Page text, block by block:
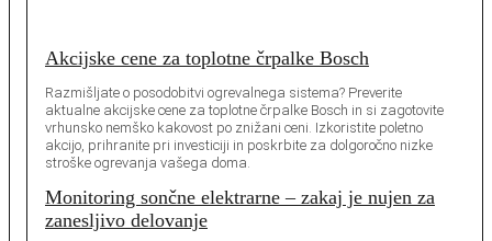
Akcijske cene za toplotne črpalke Bosch
Razmišljate o posodobitvi ogrevalnega sistema? Preverite
aktualne akcijske cene za toplotne črpalke Bosch in si zagotovite
vrhunsko nemško kakovost po znižani ceni. Izkoristite poletno
akcijo, prihranite pri investiciji in poskrbite za dolgoročno nizke
stroške ogrevanja vašega doma.
Monitoring sončne elektrarne – zakaj je nujen za
zanesljivo delovanje